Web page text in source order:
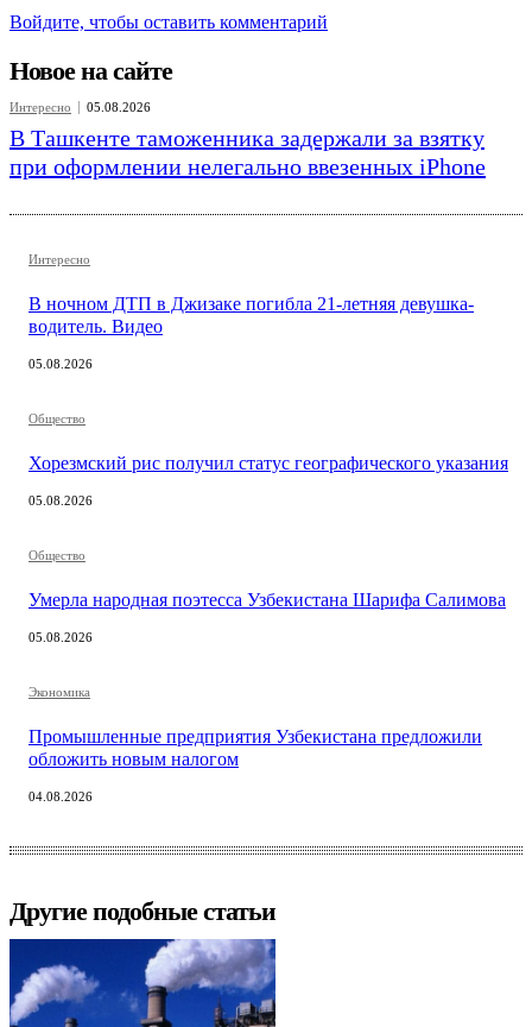
Войдите, чтобы оставить комментарий
Новое на сайте
Интересно 05.08.2026
В Ташкенте таможенника задержали за взятку
при оформлении нелегально ввезенных iPhone
Интересно
В ночном ДТП в Джизаке погибла 21-летняя девушка-
водитель. Видео
05.08.2026
Общество
Хорезмский рис получил статус географического указания
05.08.2026
Общество
Умерла народная поэтесса Узбекистана Шарифа Салимова
05.08.2026
Экономика
Промышленные предприятия Узбекистана предложили
обложить новым налогом
04.08.2026
Другие подобные статьи